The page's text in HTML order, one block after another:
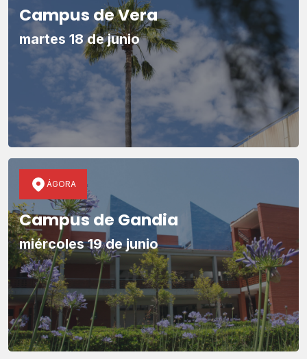
Campus de Vera
martes 18 de junio
ÁGORA
Campus de Gandia
miércoles 19 de junio